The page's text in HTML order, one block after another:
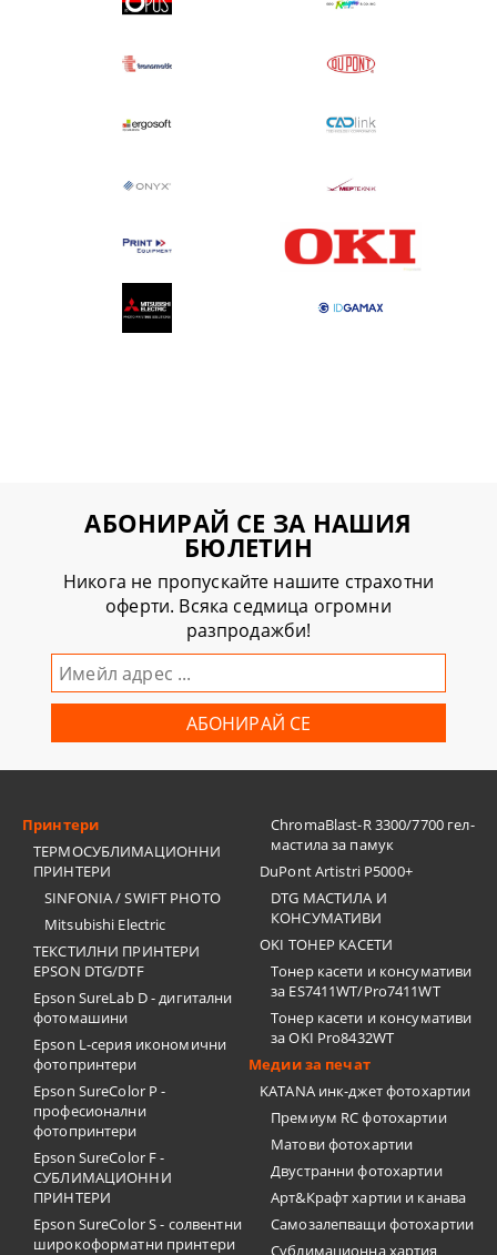
АБОНИРАЙ СЕ ЗА НАШИЯ
БЮЛЕТИН
Никога не пропускайте нашите страхотни
оферти. Всяка седмица огромни
разпродажби!
Принтери
ТЕРМОСУБЛИМАЦИОННИ
ПРИНТЕРИ
SINFONIA / SWIFT PHOTO
Mitsubishi Electric
ТЕКСТИЛНИ ПРИНТЕРИ
EPSON DTG/DTF
Epson SureLab D - дигитални
фотомашини
Epson L-серия икономични
фотопринтери
Epson SureColor P -
професионални
фотопринтери
Epson SureColor F -
СУБЛИМАЦИОННИ
ПРИНТЕРИ
Epson SureColor S - солвентни
широкоформатни принтери
ChromaBlast-R 3300/7700 гел-
мастила за памук
DuPont Artistri P5000+
DTG МАСТИЛА И
КОНСУМАТИВИ
OKI ТОНЕР КАСЕТИ
Тонер касети и консумативи
за ES7411WT/Pro7411WT
Тонер касети и консумативи
за OKI Pro8432WT
Медии за печат
KATANA инк-джет фотохартии
Премиум RC фотохартии
Матови фотохартии
Двустранни фотохартии
Арт&Крафт хартии и канава
Самозалепващи фотохартии
Сублимационна хартия